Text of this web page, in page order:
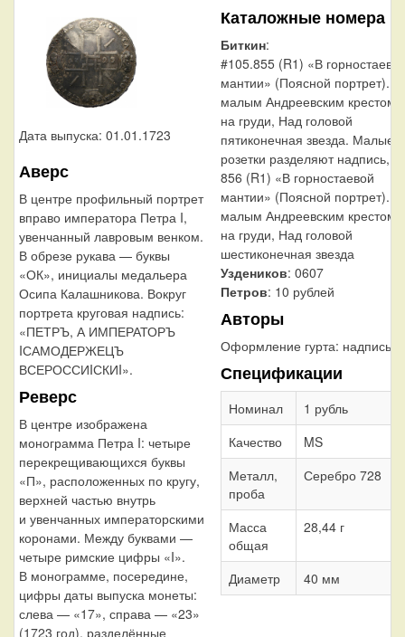
Дата выпуска: 01.01.1723
Аверс
В центре профильный портрет
вправо императора Петра I,
увенчанный лавровым венком.
В обрезе рукава — буквы
«ОК», инициалы медальера
Осипа Калашникова. Вокруг
портрета круговая надпись:
«ПЕТРЪ, А ИМПЕРАТОРЪ
IСАМОДЕРЖЕЦЪ
ВСЕРОССИIСКИI».
Реверс
В центре изображена
монограмма Петра I: четыре
перекрещивающихся буквы
«П», расположенных по кругу,
верхней частью внутрь
и увенчанных императорскими
коронами. Между буквами —
четыре римские цифры «I».
В монограмме, посередине,
цифры даты выпуска монеты:
слева — «17», справа — «23»
(1723 год), разделённые
Каталожные номера
Биткин:
#105.855 (R1) «В
мантии» (Поясной портрет). С
малым Андреевским крестом
на груди, Над головой
пятиконечная звезда. Малые
розетки разделяют надпись,
856 (R1) «В горностаевой
мантии» (Поясной портрет). С
малым Андреевским крестом
на груди, Над головой
шестиконечная звезда
Уздеников: 0607
Петров: 10 рублей
Авторы
Оформление гурта: надпись
Спецификации
Номинал
1 рубль
Качество
MS
Металл,
проба
Серебро 728
Масса
общая
28,44 г
Диаметр 40 мм